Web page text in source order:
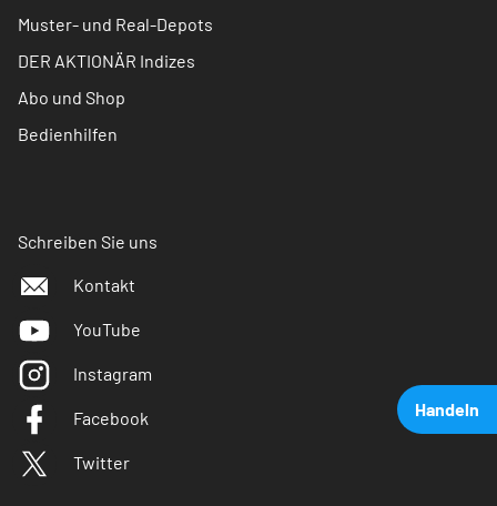
Handeln
Muster- und Real-Depots
DER AKTIONÄR Indizes
Abo und Shop
Bedienhilfen
Schreiben Sie uns
Kontakt
YouTube
Instagram
Facebook
Twitter